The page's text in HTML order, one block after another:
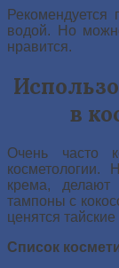
водой. Но
нравится.
в
Очень часто
косметологии.
крема,
тампоны с
ценятся
Список